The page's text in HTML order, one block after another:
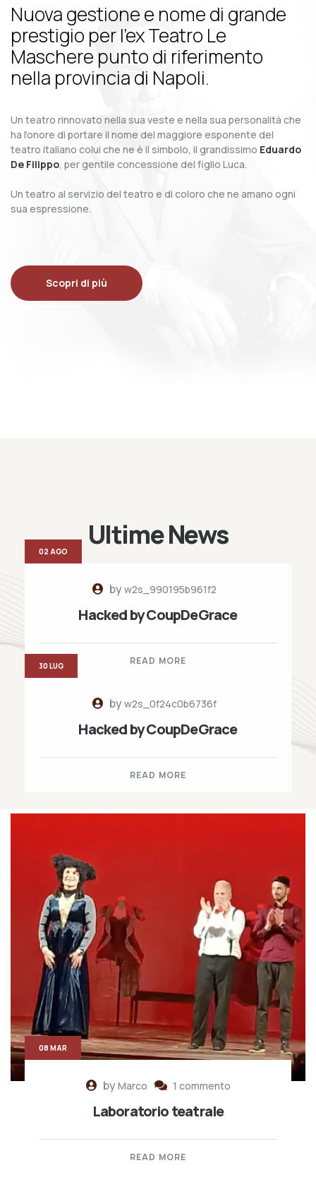
Nuova gestione e nome di grande
prestigio per l’ex Teatro Le
Maschere punto di riferimento
nella provincia di Napoli.
Un teatro rinnovato nella sua veste e nella sua personalità che
ha l’onore di portare il nome del maggiore esponente del
teatro italiano colui che ne è il simbolo, il grandissimo Eduardo
De Filippo, per gentile concessione del figlio Luca.
Un teatro al servizio del teatro e di coloro che ne amano ogni
sua espressione.
Scopri di più
Ultime News
byw2s_990195b961f2
Hacked by CoupDeGrace
READ MORE
02 AGO
byw2s_0f24c0b6736f
Hacked by CoupDeGrace
READ MORE
30 LUG
byMarco 1 commento
Laboratorio teatrale
READ MORE
08 MAR